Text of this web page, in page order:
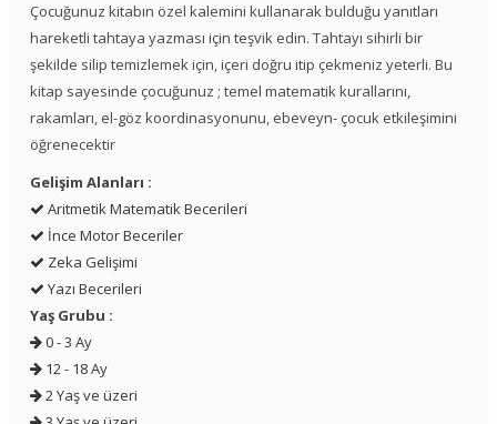
Çocuğunuz kitabın özel kalemini kullanarak bulduğu yanıtları
hareketli tahtaya yazması için teşvik edin. Tahtayı sihirli bir
şekilde silip temizlemek için, içeri doğru itip çekmeniz yeterli. Bu
kitap sayesinde çocuğunuz ; temel matematik kurallarını,
rakamları, el-göz koordinasyonunu, ebeveyn- çocuk etkileşimini
öğrenecektir
Gelişim Alanları :
Aritmetik Matematik Becerileri
İnce Motor Beceriler
Zeka Gelişimi
Yazı Becerileri
Yaş Grubu :
0 - 3 Ay
12 - 18 Ay
2 Yaş ve üzeri